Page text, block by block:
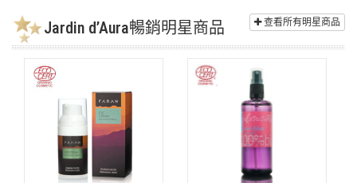
Jardin d’Aura暢銷明星商品 查看所有明星商品